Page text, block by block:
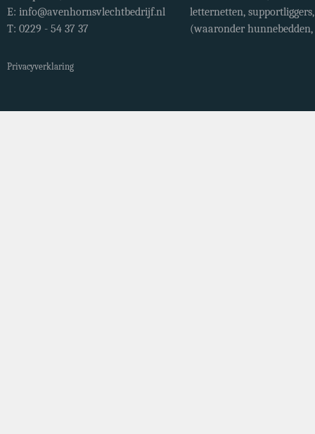
E: info@avenhornsvlechtbedrijf.nl
T: 0229 - 54 37 37
Privacyverklaring
letternetten,
(waaronder